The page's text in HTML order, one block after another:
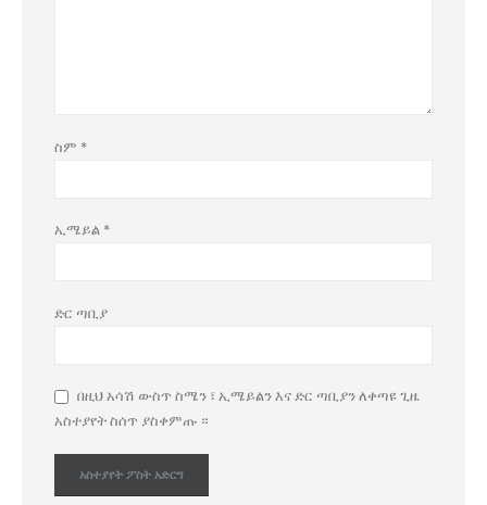
ስም *
ኢሜይል *
ድር ጣቢያ
በዚህ አሳሽ ውስጥ ስሜን ፣ ኢሜይልን እና ድር ጣቢያን ለቀጣዩ ጊዜ
አስተያየት ስሰጥ ያስቀምጡ ።